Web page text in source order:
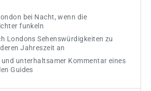
bei Nacht, wenn die
funkeln
Londons Sehenswürdigkeiten zu
Jahreszeit an
unterhaltsamer Kommentar eines
Guides